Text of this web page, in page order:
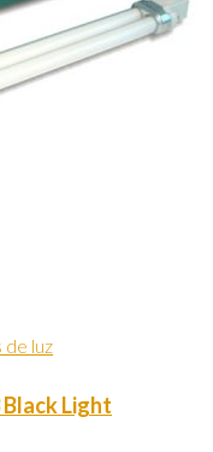
de luz
Black Light